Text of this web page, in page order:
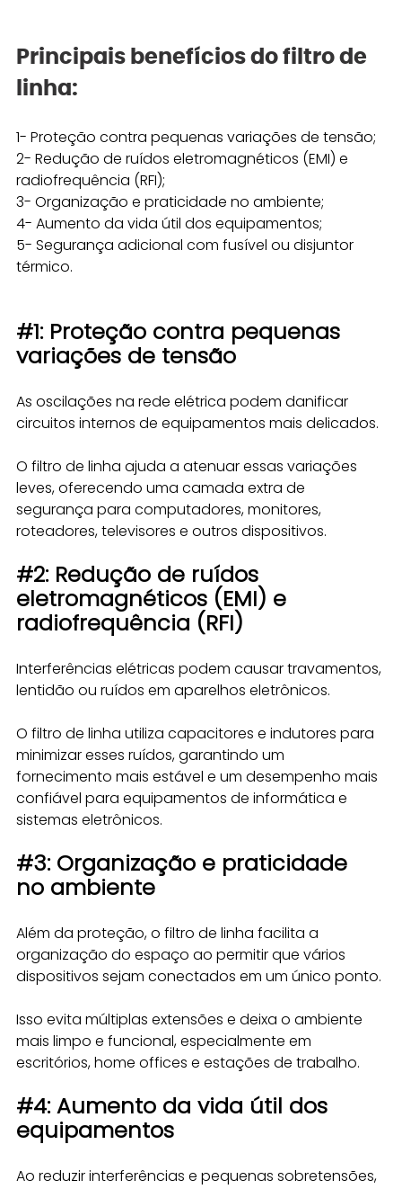
Principais benefícios do filtro de
linha:
1- Proteção contra pequenas variações de tensão;
2- Redução de ruídos eletromagnéticos (EMI) e
radiofrequência (RFI);
3- Organização e praticidade no ambiente;
4- Aumento da vida útil dos equipamentos;
5- Segurança adicional com fusível ou disjuntor
térmico.
#1: Proteção contra pequenas
variações de tensão
As oscilações na rede elétrica podem danificar
circuitos internos de equipamentos mais delicados.
O filtro de linha ajuda a atenuar essas variações
leves, oferecendo uma camada extra de
segurança para computadores, monitores,
roteadores, televisores e outros dispositivos.
#2: Redução de ruídos
eletromagnéticos (EMI) e
radiofrequência (RFI)
Interferências elétricas podem causar travamentos,
lentidão ou ruídos em aparelhos eletrônicos.
O filtro de linha utiliza capacitores e indutores para
minimizar esses ruídos, garantindo um
fornecimento mais estável e um desempenho mais
confiável para equipamentos de informática e
sistemas eletrônicos.
#3: Organização e praticidade
no ambiente
Além da proteção, o filtro de linha facilita a
organização do espaço ao permitir que vários
dispositivos sejam conectados em um único ponto.
Isso evita múltiplas extensões e deixa o ambiente
mais limpo e funcional, especialmente em
escritórios, home offices e estações de trabalho.
#4: Aumento da vida útil dos
equipamentos
Ao reduzir interferências e pequenas sobretensões,